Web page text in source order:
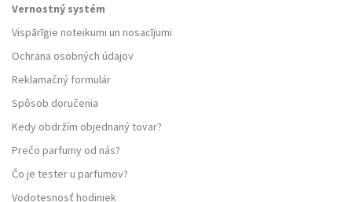
Vernostný systém
Vispārīgie noteikumi un nosacījumi
Ochrana osobných údajov
Reklamačný formulár
Spôsob doručenia
Kedy obdržím objednaný tovar?
Prečo parfumy od nás?
Čo je tester u parfumov?
Vodotesnosť hodiniek